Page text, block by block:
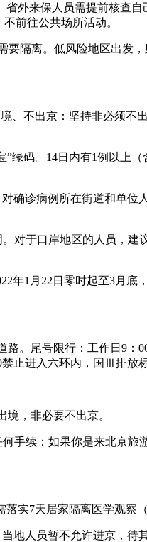
外来保人员需提前核查
前往公共场所活动。
隔离。低风险地区出发
、不出京：坚持非必须
绿码。14日内有1例以上
确诊病例所在街道和单
对于口岸地区的人员，
年1月22日零时起至3月
。尾号限行：工作日9
止进入六环内，国Ⅲ排放
，非必要不出京。
手续：如果你是来北京
实7天居家隔离医学观察
地人员暂不允许进京，